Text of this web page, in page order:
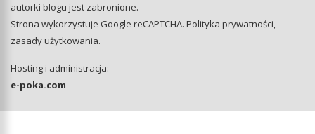
autorki blogu jest zabronione.
Strona wykorzystuje Google reCAPTCHA. Polityka prywatności,
zasady użytkowania.
Hosting i administracja:
e-poka.com